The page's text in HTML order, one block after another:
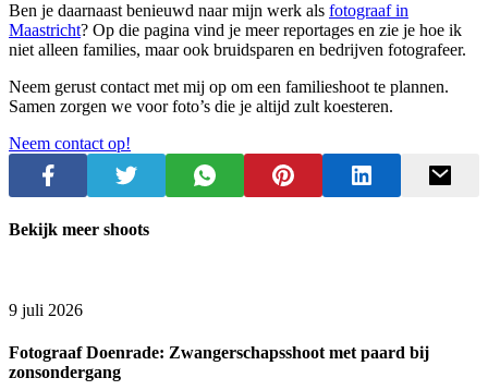
Ben je daarnaast benieuwd naar mijn werk als fotograaf in
Maastricht? Op die pagina vind je meer reportages en zie je hoe ik
niet alleen families, maar ook bruidsparen en bedrijven fotografeer.
Neem gerust contact met mij op om een familieshoot te plannen.
Samen zorgen we voor foto’s die je altijd zult koesteren.
Neem contact op!
Bekijk meer shoots
9 juli 2026
Fotograaf Doenrade: Zwangerschapsshoot met paard bij
zonsondergang